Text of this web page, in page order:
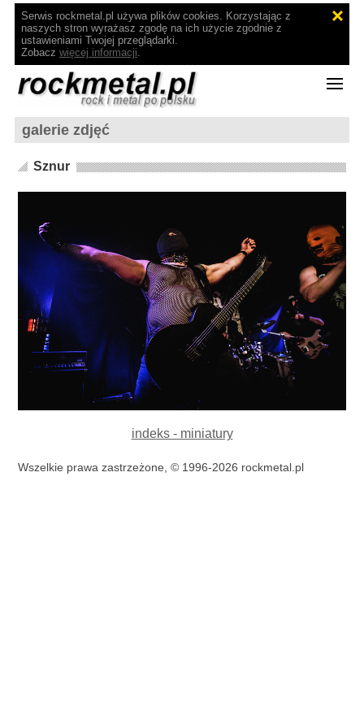
Serwis rockmetal.pl używa plików cookies. Korzystając z
naszych stron wyrażasz zgodę na ich użycie zgodnie z
ustawieniami Twojej przeglądarki.
Zobacz więcej informacji.
galerie zdjęć
Sznur
indeks - miniatury
Wszelkie prawa zastrzeżone, © 1996-2026 rockmetal.pl